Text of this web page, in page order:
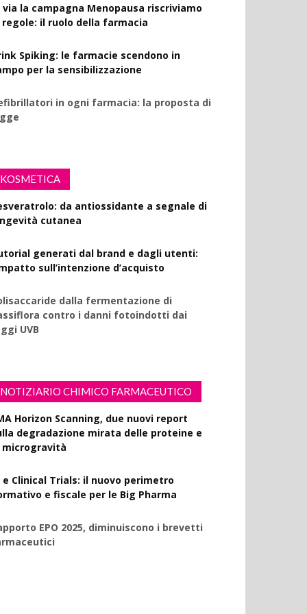
via la campagna Menopausa riscriviamo
regole: il ruolo della farmacia
Spiking: le farmacie scendono in
per la sensibilizzazione
in ogni farmacia: la proposta di
KOSMETICA
da antiossidante a segnale di
cutanea
generati dal brand e dagli utenti:
sull’intenzione d’acquisto
dalla fermentazione di
contro i danni fotoindotti dai
UVB
NOTIZIARIO CHIMICO FARMACEUTICO
Horizon Scanning, due nuovi report
degradazione mirata delle proteine e
microgravità
e Clinical Trials: il nuovo perimetro
e fiscale per le Big Pharma
EPO 2025, diminuiscono i brevetti